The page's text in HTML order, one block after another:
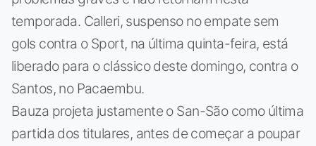
temporada. Calleri, suspenso no empate sem
gols contra o Sport, na última quinta-feira, está
liberado para o clássico deste domingo, contra o
Santos, no Pacaembu.
Bauza projeta justamente o San-São como última
partida dos titulares, antes de começar a poupar